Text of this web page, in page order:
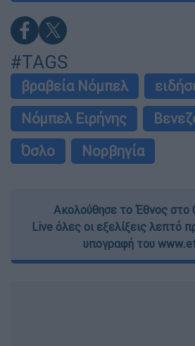
#TAGS
βραβεία Νόμπελ
Νόμπελ Ειρήνης
Όσλο
Νορβηγία
Ακολούθησε το Έθνος στο
Live όλες οι εξελίξεις λεπτό
υπογραφή του